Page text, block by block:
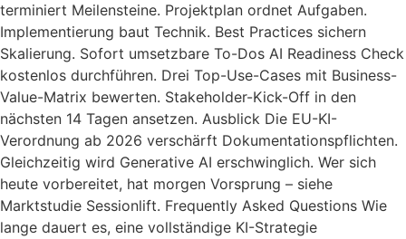
terminiert Meilensteine. Projektplan ordnet Aufgaben.
Implementierung baut Technik. Best Practices sichern
Skalierung. Sofort umsetzbare To-Dos AI Readiness Check
kostenlos durchführen. Drei Top-Use-Cases mit Business-
Value-Matrix bewerten. Stakeholder-Kick-Off in den
nächsten 14 Tagen ansetzen. Ausblick Die EU-KI-
Verordnung ab 2026 verschärft Dokumentationspflichten.
Gleichzeitig wird Generative AI erschwinglich. Wer sich
heute vorbereitet, hat morgen Vorsprung – siehe
Marktstudie Sessionlift. Frequently Asked Questions Wie
lange dauert es, eine vollständige KI-Strategie